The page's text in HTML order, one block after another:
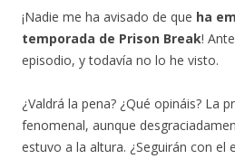
¡Nadie me ha avisado de que ha
temporada de Prison Break!
episodio, y todavía no lo he visto.
¿Valdrá la pena? ¿Qué opináis? La
fenomenal, aunque
estuvo a la altura. ¿Seguirán con el